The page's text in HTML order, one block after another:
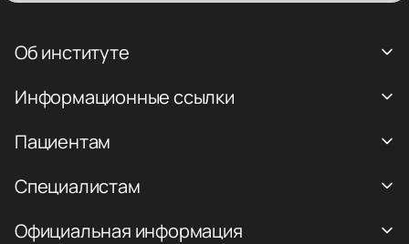
Об институте
Информационные ссылки
Пациентам
Специалистам
Официальная информация